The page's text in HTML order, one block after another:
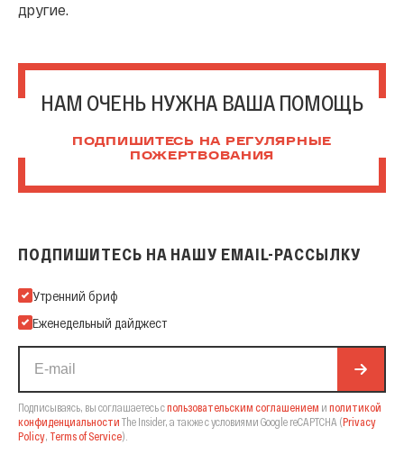
другие.
НАМ ОЧЕНЬ НУЖНА ВАША ПОМОЩЬ
ПОДПИШИТЕСЬ НА РЕГУЛЯРНЫЕ
ПОЖЕРТВОВАНИЯ
ПОДПИШИТЕСЬ НА НАШУ EMAIL-РАССЫЛКУ
Подпишитесь на нашу Email-рассылку
Утренний бриф
Еженедельный дайджест
Подписываясь, вы соглашаетесь спользовательским соглашением и политикой
конфиденциальности The Insider, а также с условиями Google reCAPTCHA (Privacy
Policy, Terms of Service).